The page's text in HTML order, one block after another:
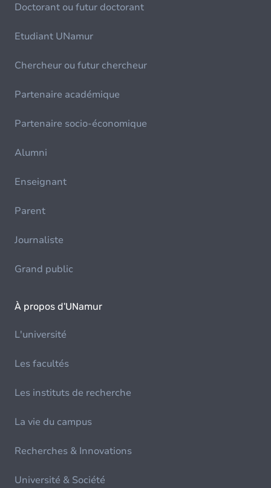
Doctorant ou futur doctorant
Etudiant UNamur
Chercheur ou futur chercheur
Partenaire académique
Partenaire socio-économique
Alumni
Enseignant
Parent
Journaliste
Grand public
À propos d'UNamur
L'université
Les facultés
Les instituts de recherche
La vie du campus
Recherches & Innovations
Université & Société